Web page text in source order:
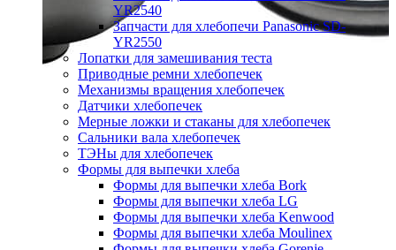
YR2540
Запчасти для хлебопечи Panasonic SD-
YR2550
Лопатки для замешивания теста
Приводные ремни хлебопечек
Механизмы вращения хлебопечек
Датчики хлебопечек
Мерные ложки и стаканы для хлебопечек
Сальники вала хлебопечек
ТЭНы для хлебопечек
Формы для выпечки хлеба
Формы для выпечки хлеба Bork
Формы для выпечки хлеба LG
Формы для выпечки хлеба Kenwood
Формы для выпечки хлеба Moulinex